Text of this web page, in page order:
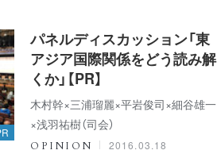
パネルディスカッション「東
アジア国際関係をどう読み解
くか」【PR】
木村幹×三浦瑠麗×平岩俊司×細谷雄一
×浅羽祐樹（司会）
OPINION 2016.03.18